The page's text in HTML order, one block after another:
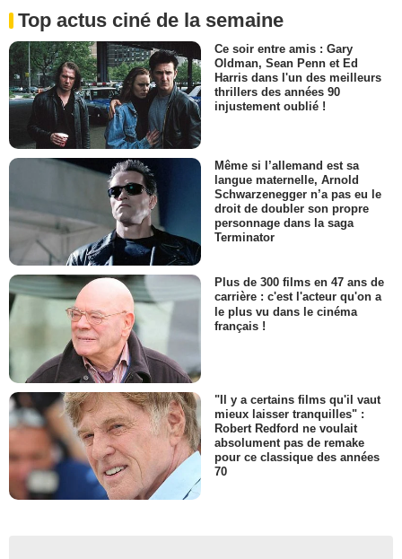
Top actus ciné de la semaine
Ce soir entre amis : Gary
Oldman, Sean Penn et Ed
Harris dans l'un des meilleurs
thrillers des années 90
injustement oublié !
Même si l’allemand est sa
langue maternelle, Arnold
Schwarzenegger n’a pas eu le
droit de doubler son propre
personnage dans la saga
Terminator
Plus de 300 films en 47 ans de
carrière : c'est l'acteur qu'on a
le plus vu dans le cinéma
français !
"Il y a certains films qu'il vaut
mieux laisser tranquilles" :
Robert Redford ne voulait
absolument pas de remake
pour ce classique des années
70